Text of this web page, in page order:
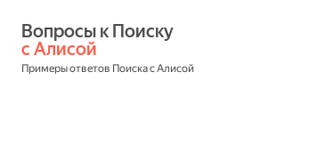
с Алисой
Примеры ответов Поиска с Алисой